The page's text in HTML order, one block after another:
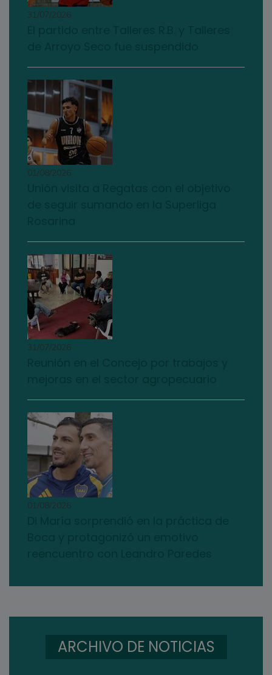
31/07/2026
01/08/2026
31/07/2026
01/08/2026
ARCHIVO DE NOTICIAS